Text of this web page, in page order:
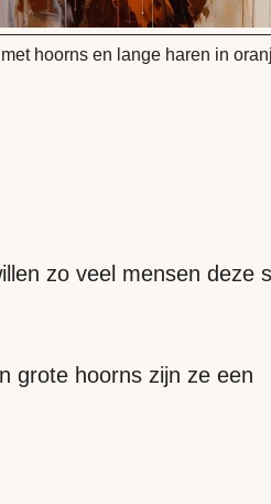
zo veel mensen deze
grote hoorns zijn ze een